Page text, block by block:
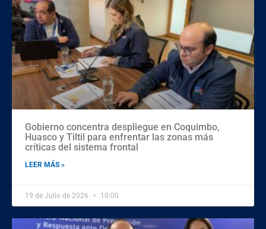
Gobierno concentra despliegue en Coquimbo,
Huasco y Tiltil para enfrentar las zonas más
críticas del sistema frontal
LEER MÁS »
19 de Julio de 2026 10:00